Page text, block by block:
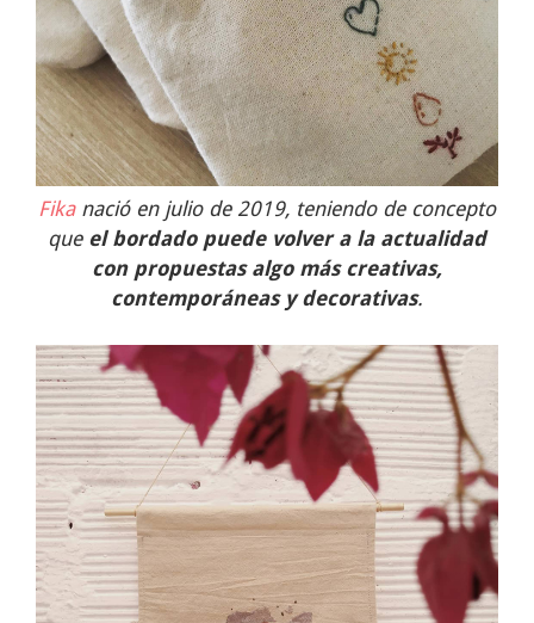
Fikanació en julio de 2019, teniendo de concepto
que el bordado puede volver a la actualidad
con propuestas algo más creativas,
contemporáneas y decorativas.